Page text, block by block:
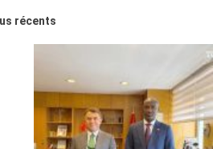
récents